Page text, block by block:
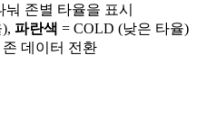
눠 존별 타율을 표시
파란색 = COLD (낮은 타율)
데이터 전환